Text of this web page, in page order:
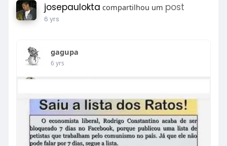
josepaulokta compartilhou um post
6 yrs
gagupa
6 yrs